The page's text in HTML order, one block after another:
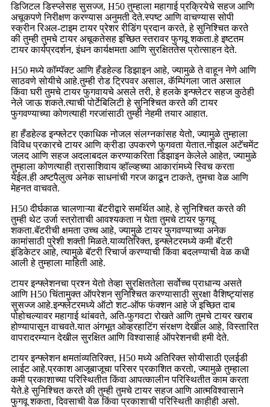
डिजिटल डिस्प्लेसह सुसज्ज, H50 तुम्हाला महागाई प्रक्रियेचे सहज आणि
अचूकपणे निरीक्षण करण्यास अनुमती देते.स्पष्ट आणि वाचण्यास सोपी
स्क्रीन रिअल-टाइम टायर प्रेशर रीडिंग प्रदान करते, हे सुनिश्चित करते
की तुम्ही तुमचे टायर अचूकतेसह इच्छित स्तरावर फुगवू शकता.हे इष्टतम
टायर कार्यप्रदर्शन, इंधन कार्यक्षमता आणि सुरक्षिततेस प्रोत्साहन देते.
H50 मध्ये कॉम्पॅक्ट आणि हँडहेल्ड डिझाइन आहे, ज्यामुळे ते वाहून नेणे आणि
साठवणे सोयीचे आहे.तुम्ही रोड ट्रिपवर असाल, कॅम्पिंगला जात असाल
किंवा घरी तुमचे टायर फुगवायचे असले तरी, हे हलके इन्फ्लेटर सहज कुठेही
नेले जाऊ शकते.त्याची पोर्टेबिलिटी हे सुनिश्चित करते की टायर
फुगवण्याच्या कोणत्याही गरजांसाठी तुम्ही नेहमी तयार आहात.
हा हँडहेल्ड इन्फ्लेटर एकाधिक नोजल संलग्नकांसह येतो, ज्यामुळे तुम्हाला
विविध प्रकारचे टायर आणि क्रीडा उपकरणे फुगवता येतात.नोझल अटॅचमेंट
जलद आणि सहज अदलाबदल करण्याकरिता डिझाइन केलेले आहेत, ज्यामुळे
तुम्हाला कोणत्याही त्रासाशिवाय व्हॉल्व्हच्या आकारांमध्ये स्विच करता
येईल.ही अष्टपैलुत्व अनेक साधनांची गरज काढून टाकते, तुमचा वेळ आणि
मेहनत वाचवते.
H50 दीर्घकाळ चालणाऱ्या बॅटरीद्वारे समर्थित आहे, हे सुनिश्चित करते की
तुम्ही थेट उर्जा स्त्रोताची आवश्यकता न घेता तुमचे टायर फुगवू
शकता.बॅटरीची क्षमता उच्च आहे, ज्यामुळे टायर फुगवण्याच्या अनेक
कामांसाठी पुरेशी शक्ती मिळते.याव्यतिरिक्त, इन्फ्लेटरमध्ये कमी बॅटरी
इंडिकेटर आहे, त्यामुळे बॅटरी रिचार्ज करण्याची किंवा बदलण्याची वेळ कधी
आली हे तुम्हाला माहिती आहे.
टायर इन्फ्लेशनचा प्रश्न येतो तेव्हा सुरक्षिततेला सर्वोच्च प्राधान्य असते
आणि H50 चिंतामुक्त ऑपरेशन सुनिश्चित करण्यासाठी सुरक्षा वैशिष्ट्यांसह
सुसज्ज आहे.इन्फ्लेटरमध्ये ऑटो शट-ऑफ फंक्शन आहे जे इच्छित दाब
पोहोचल्यावर महागाई थांबवते, अति-फुगवटा रोखते आणि तुमचे टायर खराब
होण्यापासून वाचवते.यात अंगभूत ओव्हरहाटिंग संरक्षण देखील आहे, विस्तारित
वापरादरम्यान देखील सुरक्षित आणि विश्वासार्ह ऑपरेशनची हमी देते.
टायर इन्फ्लेशन क्षमतांव्यतिरिक्त, H50 मध्ये अतिरिक्त सोयीसाठी एलईडी
लाईट आहे.प्रकाश आजूबाजूचा परिसर प्रकाशित करतो, ज्यामुळे तुम्हाला
कमी प्रकाशाच्या परिस्थितीत किंवा आपत्कालीन परिस्थितीत काम करता
येते.हे सुनिश्चित करते की तुम्ही तुमचे टायर सहज आणि आत्मविश्वासाने
फुगवू शकता, दिवसाची वेळ किंवा प्रकाशाची परिस्थिती काहीही असो.